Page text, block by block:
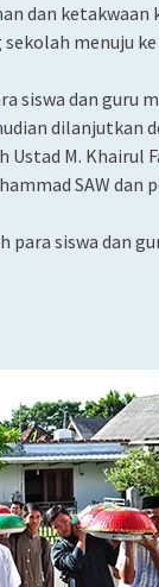
dan ketakwaan
menuju ke
siswa dan guru
dilanjutkan
Ustad M.
SAW
para siswa dan